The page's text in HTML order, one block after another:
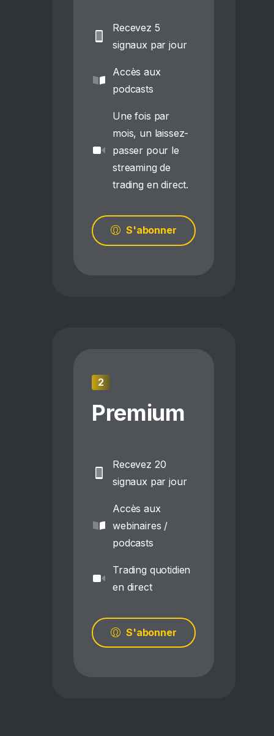
Recevez 5
signaux par jour
Accès aux
podcasts
Une fois par
mois, un laissez-
passer pour le
streaming de
trading en direct.
S'abonner
2
Premium
Recevez 20
signaux par jour
Accès aux
webinaires /
podcasts
Trading quotidien
en direct
S'abonner